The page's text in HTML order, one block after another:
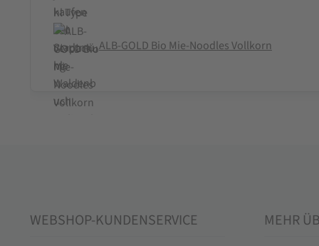
ALB-GOLD Bio Mie-Noodles Vollkorn
WEBSHOP-KUNDENSERVICE MEHR